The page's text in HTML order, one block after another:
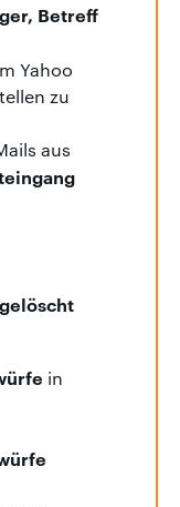
Betreff
Yahoo
zu
aus
in